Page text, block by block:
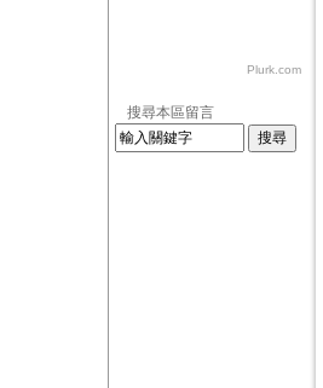
Plurk.com
搜尋本區留言